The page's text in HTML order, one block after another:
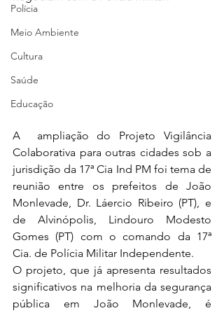
Polícia
Meio Ambiente
Cultura
Saúde
Educação
A  ampliação do Projeto Vigilância
Colaborativa para outras cidades sob a
jurisdição da 17ª Cia Ind PM foi tema de
reunião entre os prefeitos de João
Monlevade, Dr. Láercio Ribeiro (PT), e
de Alvinópolis, Lindouro Modesto
Gomes (PT) com o comando da 17ª
Cia. de Polícia Militar Independente.
O projeto, que já apresenta resultados
significativos na melhoria da segurança
pública em João Monlevade, é